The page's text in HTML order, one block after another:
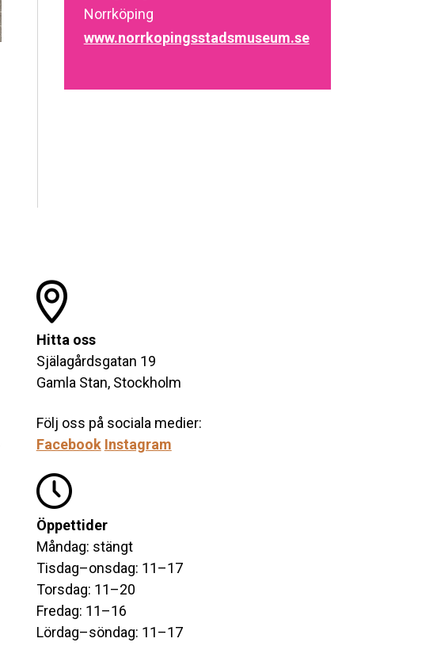
Norrköping
www.norrkopingsstadsmuseum.se
Hitta oss
Själagårdsgatan 19
Gamla Stan, Stockholm
Följ oss på sociala medier:
Facebook Instagram
Öppettider
Måndag: stängt
Tisdag–onsdag: 11–17
Torsdag: 11–20
Fredag: 11–16
Lördag–söndag: 11–17